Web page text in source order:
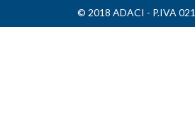
© 2018 ADACI - P.IVA